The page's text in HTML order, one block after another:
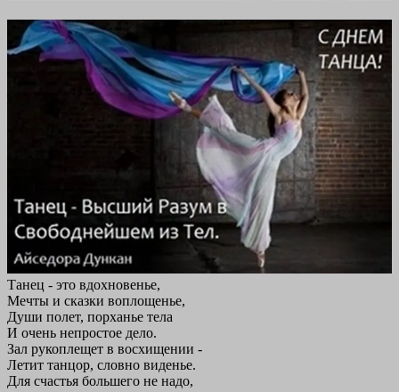
Танец - это вдохновенье,
Мечты и сказки воплощенье,
Души полет, порханье тела
И очень непростое дело.
Зал рукоплещет в восхищении -
Летит танцор, словно виденье.
Для счастья большего не надо,